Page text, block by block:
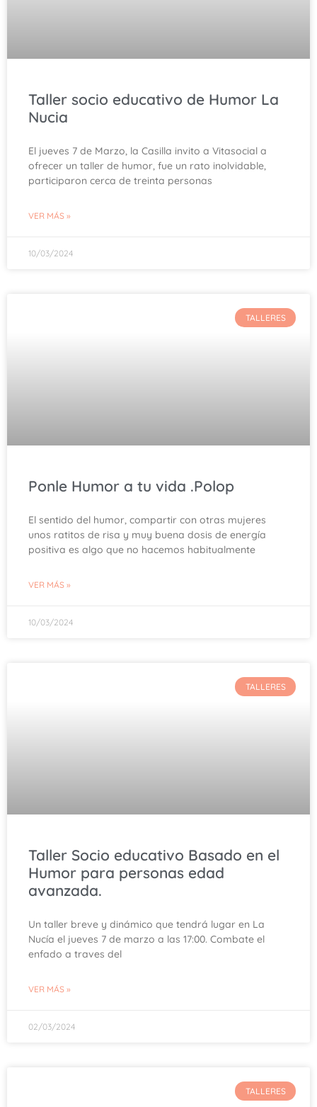
Taller socio educativo de Humor La
Nucia
El jueves 7 de Marzo, la Casilla invito a Vitasocial a
ofrecer un taller de humor, fue un rato inolvidable,
participaron cerca de treinta personas
VER MÁS »
10/03/2024
TALLERES
Ponle Humor a tu vida .Polop
El sentido del humor, compartir con otras mujeres
unos ratitos de risa y muy buena dosis de energía
positiva es algo que no hacemos habitualmente
VER MÁS »
10/03/2024
TALLERES
Taller Socio educativo Basado en el
Humor para personas edad
avanzada.
Un taller breve y dinámico que tendrá lugar en La
Nucía el jueves 7 de marzo a las 17:00. Combate el
enfado a traves del
VER MÁS »
02/03/2024
TALLERES